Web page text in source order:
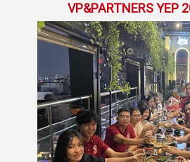
VP&PARTNERS YEP